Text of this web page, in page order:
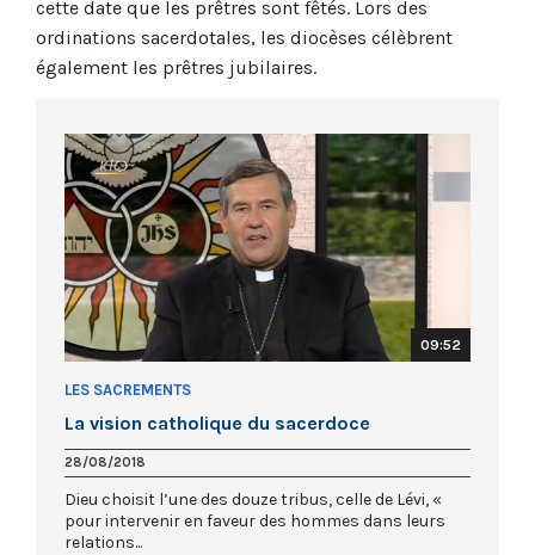
cette date que les prêtres sont fêtés. Lors des
ordinations sacerdotales, les diocèses célèbrent
également les prêtres jubilaires.
09:52
LES SACREMENTS
La vision catholique du sacerdoce
28/08/2018
Dieu choisit l’une des douze tribus, celle de Lévi, «
pour intervenir en faveur des hommes dans leurs
relations...